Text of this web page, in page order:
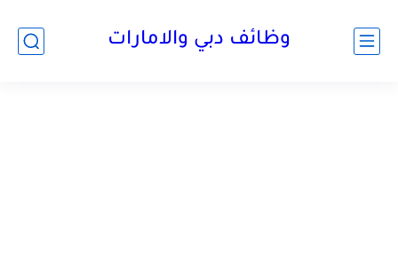
وظائف دبي والامارات